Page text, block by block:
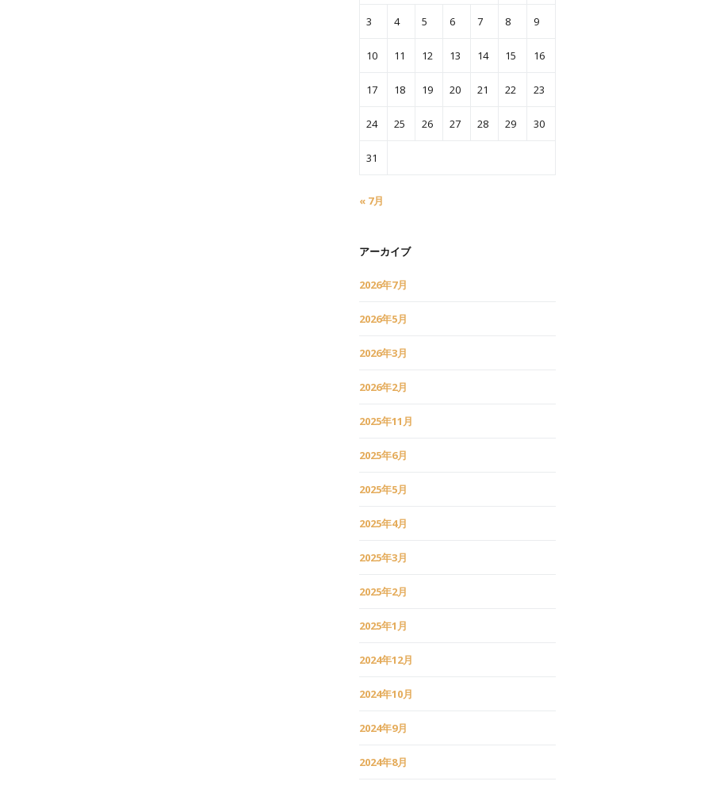
3 4 5 6 7 8 9
10 11 12 13 14 15 16
17 18 19 20 21 22 23
24 25 26 27 28 29 30
31
« 7月
アーカイブ
2026年7月
2026年5月
2026年3月
2026年2月
2025年11月
2025年6月
2025年5月
2025年4月
2025年3月
2025年2月
2025年1月
2024年12月
2024年10月
2024年9月
2024年8月